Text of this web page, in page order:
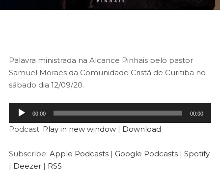
Palavra ministrada na Alcance Pinhais pelo pastor
Samuel Moraes da Comunidade Cristã de Curitiba no
sábado dia 12/09/20.
Tocador
de
áudio
00:00 00:00
Podcast: Play in new window| Download
Subscribe: Apple Podcasts| Google Podcasts| Spotify
| Deezer| RSS